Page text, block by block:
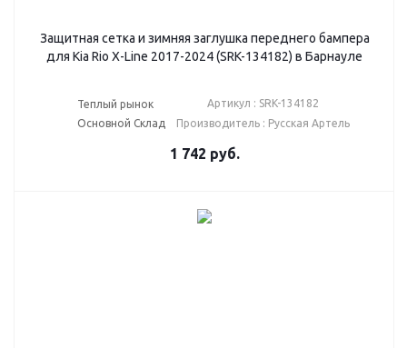
Защитная сетка и зимняя заглушка переднего бампера
для Kia Rio X-Line 2017-2024 (SRK-134182) в Барнауле
Теплый рынок
Основной Склад
Артикул : SRK-134182
Производитель : Русская Артель
1 742 руб.